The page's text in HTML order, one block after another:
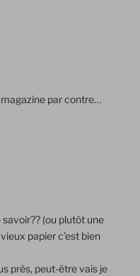
magazine par contre…
(ou plutôt une
papier c’est bien
près, peut-être vais je